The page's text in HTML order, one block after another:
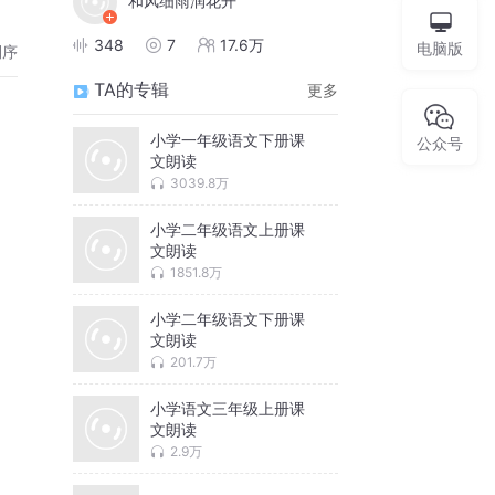
348 7 17.6万
TA的专辑 更多
小学一年级语文下册课
文朗读
3039.8万
小学二年级语文上册课
文朗读
1851.8万
小学二年级语文下册课
文朗读
201.7万
小学语文三年级上册课
文朗读
2.9万
电脑版
公众号